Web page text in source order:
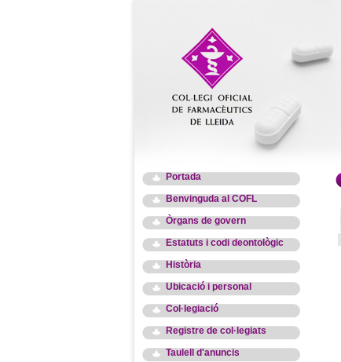
Portada
Benvinguda al COFL
Òrgans de govern
Estatuts i codi deontològic
Història
Ubicació i personal
Col·legiació
Registre de col·legiats
Taulell d'anuncis